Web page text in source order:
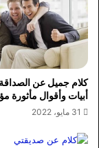
كلام جميل عن الصداقة
أبيات وأقوال مأثورة
31 مايو، 2022